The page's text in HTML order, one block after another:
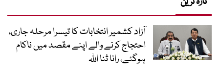
آزاد کشمیر انتخابات کا تیسرا مرحلہ جاری،
احتجاج کرنے والے اپنے مقصد میں ناکام
ہوگئے، رانا ثنا اللہ